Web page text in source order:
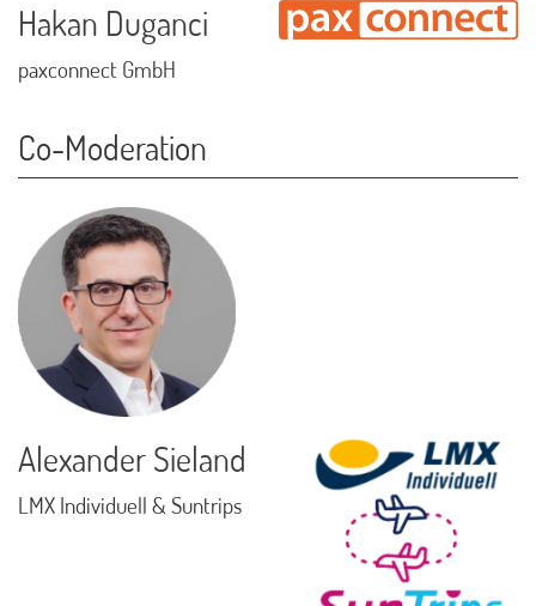
Hakan Duganci
paxconnect GmbH
Co-Moderation
Alexander Sieland
LMX Individuell & Suntrips